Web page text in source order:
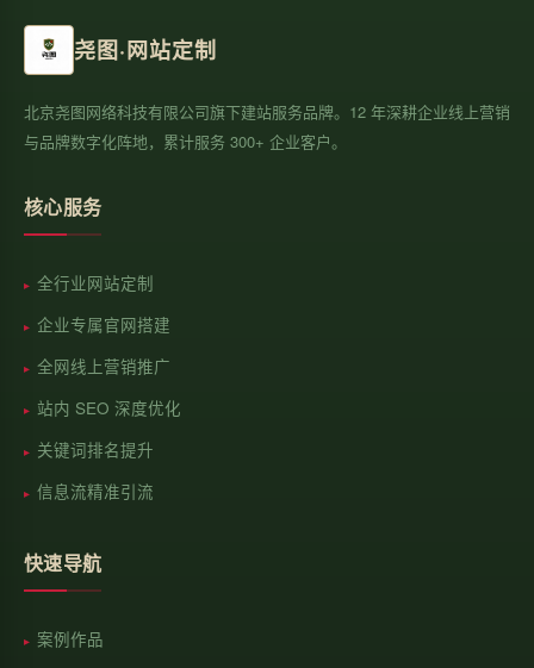
尧图·网站定制
北京尧图网络科技有限公司旗下建站服务品牌。12 年深耕企业线上营销
与品牌数字化阵地，累计服务 300+ 企业客户。
核心服务
全行业网站定制
企业专属官网搭建
全网线上营销推广
站内 SEO 深度优化
关键词排名提升
信息流精准引流
快速导航
案例作品